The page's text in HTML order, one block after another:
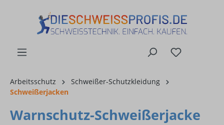
Arbeitsschutz
Schweißer-Schutzkleidung
Schweißerjacken
Warnschutz-Schweißerjacke